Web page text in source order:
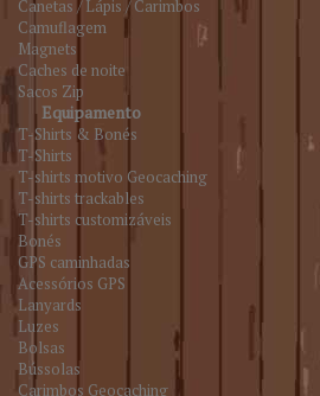
Canetas / Lápis / Carimbos
Camuflagem
Magnets
Caches de noite
Sacos Zip
Equipamento
T-Shirts & Bonés
T-Shirts
T-shirts motivo Geocaching
T-shirts trackables
T-shirts customizáveis
Bonés
GPS caminhadas
Acessórios GPS
Lanyards
Luzes
Bolsas
Bússolas
Carimbos Geocaching